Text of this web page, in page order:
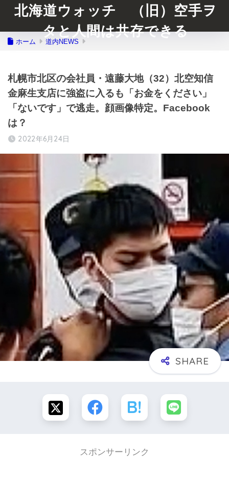
北海道ウォッチ （旧）空手ヲ
タと人間は共存できる
ホーム 道内NEWS
札幌市北区の会社員・遠藤大地（32）北空知信
金麻生支店に強盗に入るも「お金をください」
「ないです」で逃走。顔画像特定。Facebook
は？
2022年6月24日
スポンサーリンク